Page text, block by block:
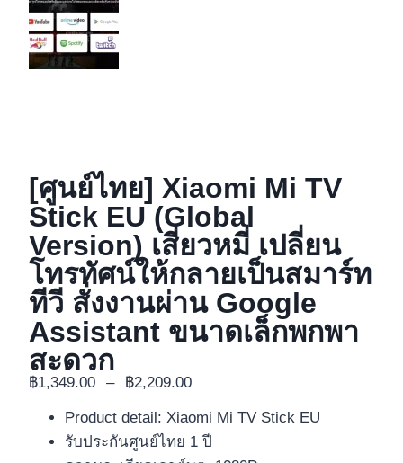
[ศูนย์ไทย] Xiaomi Mi TV
Stick EU (Global
Version) เสี่ยวหมี่ เปลี่ยน
โทรทัศน์ให้กลายเป็นสมาร์ท
ทีวี สั่งงานผ่าน Google
Assistant ขนาดเล็กพกพา
สะดวก
฿1,349.00 – ฿2,209.00
Product detail: Xiaomi Mi TV Stick EU
รับประกันศูนย์ไทย 1 ปี